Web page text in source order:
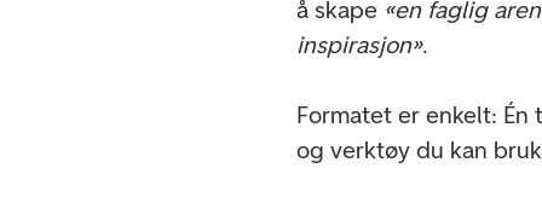
å skape «en faglig
inspirasjon».
Formatet er enkelt:
og verktøy du kan